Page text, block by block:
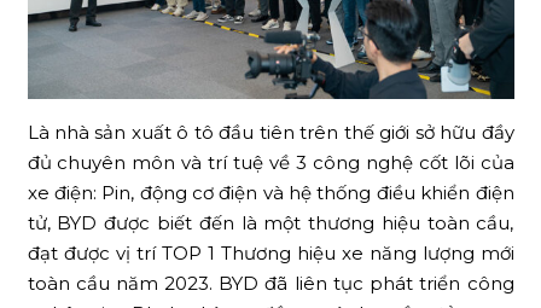
Là nhà sản xuất ô tô đầu tiên trên thế giới sở hữu đầy
đủ chuyên môn và trí tuệ về 3 công nghệ cốt lõi của
xe điện: Pin, động cơ điện và hệ thống điều khiển điện
tử, BYD được biết đến là một thương hiệu toàn cầu,
đạt được vị trí TOP 1 Thương hiệu xe năng lượng mới
toàn cầu năm 2023. BYD đã liên tục phát triển công